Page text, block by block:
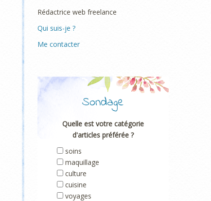
Rédactrice web freelance
Qui suis-je ?
Me contacter
Sondage
Quelle est votre catégorie
d'articles préférée ?
soins
maquillage
culture
cuisine
voyages